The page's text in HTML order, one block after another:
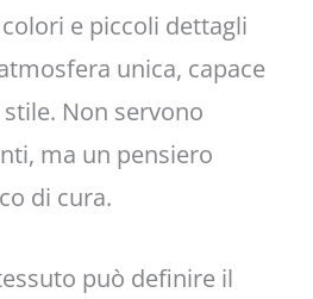
e piccoli dettagli
unica, capace
Non servono
ma un pensiero
di cura.
può definire il